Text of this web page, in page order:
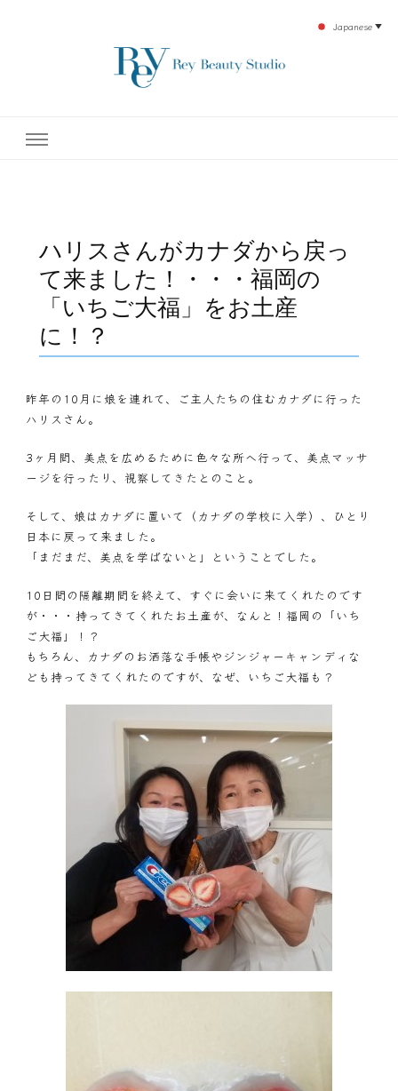
テ開設45年の実績を誇る本格エステだからこそ、お客様が必ず満足してもらえるこ
ハリスさんがカナダから戻っ
て来ました！・・・福岡の
「いちご大福」をお土産
に！？
昨年の10月に娘を連れて、ご主人たちの住むカナダに行った
ハリスさん。
3ヶ月間、美点を広めるために色々な所へ行って、美点マッサ
ージを行ったり、視察してきたとのこと。
そして、娘はカナダに置いて（カナダの学校に入学）、ひとり
日本に戻って来ました。
「まだまだ、美点を学ばないと」ということでした。
10日間の隔離期間を終えて、すぐに会いに来てくれたのです
が・・・持ってきてくれたお土産が、なんと！福岡の「いち
ご大福」！？
もちろん、カナダのお洒落な手帳やジンジャーキャンディな
ども持ってきてくれたのですが、なぜ、いちご大福も？
Japanese ▼